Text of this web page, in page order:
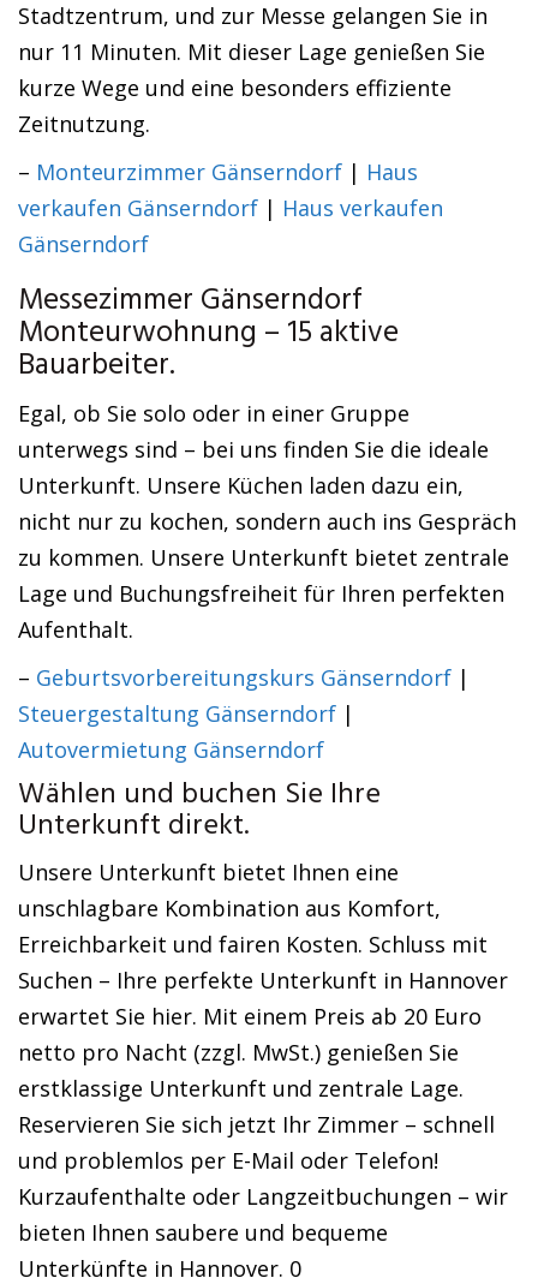
Stadtzentrum, und zur Messe gelangen Sie in
nur 11 Minuten. Mit dieser Lage genießen Sie
kurze Wege und eine besonders effiziente
Zeitnutzung.
– Monteurzimmer Gänserndorf | Haus
verkaufen Gänserndorf | Haus verkaufen
Gänserndorf
Messezimmer Gänserndorf
Monteurwohnung – 15 aktive
Bauarbeiter.
Egal, ob Sie solo oder in einer Gruppe
unterwegs sind – bei uns finden Sie die ideale
Unterkunft. Unsere Küchen laden dazu ein,
nicht nur zu kochen, sondern auch ins Gespräch
zu kommen. Unsere Unterkunft bietet zentrale
Lage und Buchungsfreiheit für Ihren perfekten
Aufenthalt.
– Geburtsvorbereitungskurs Gänserndorf |
Steuergestaltung Gänserndorf |
Autovermietung Gänserndorf
Wählen und buchen Sie Ihre
Unterkunft direkt.
Unsere Unterkunft bietet Ihnen eine
unschlagbare Kombination aus Komfort,
Erreichbarkeit und fairen Kosten. Schluss mit
Suchen – Ihre perfekte Unterkunft in Hannover
erwartet Sie hier. Mit einem Preis ab 20 Euro
netto pro Nacht (zzgl. MwSt.) genießen Sie
erstklassige Unterkunft und zentrale Lage.
Reservieren Sie sich jetzt Ihr Zimmer – schnell
und problemlos per E-Mail oder Telefon!
Kurzaufenthalte oder Langzeitbuchungen – wir
bieten Ihnen saubere und bequeme
Unterkünfte in Hannover. 0